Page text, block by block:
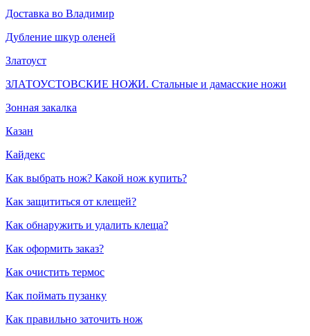
Доставка во Владимир
Дубление шкур оленей
Златоуст
ЗЛАТОУСТОВСКИЕ НОЖИ. Стальные и дамасские ножи
Зонная закалка
Казан
Кайдекс
Как выбрать нож? Какой нож купить?
Как защититься от клещей?
Как обнаружить и удалить клеща?
Как оформить заказ?
Как очистить термос
Как поймать пузанку
Как правильно заточить нож